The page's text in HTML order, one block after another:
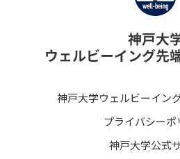
神戸大学ウェルビーイン
プライバシーポ
神戸大学公式